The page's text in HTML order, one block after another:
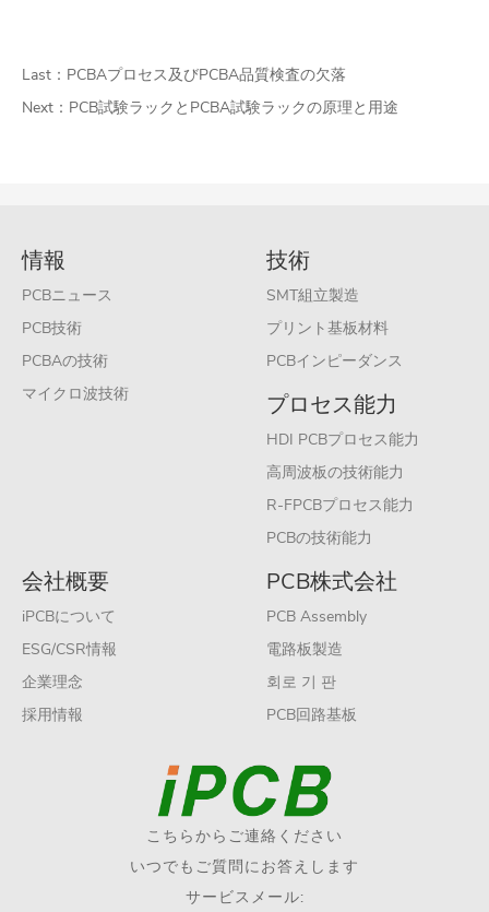
Last： PCBAプロセス及びPCBA品質検査の欠落
Next： PCB試験ラックとPCBA試験ラックの原理と用途
情報
PCBニュース
PCB技術
PCBAの技術
マイクロ波技術
技術
SMT組立製造
プリント基板材料
PCBインピーダンス
プロセス能力
HDI PCBプロセス能力
高周波板の技術能力
R-FPCBプロセス能力
PCBの技術能力
会社概要
iPCBについて
ESG/CSR情報
企業理念
採用情報
PCB株式会社
PCB Assembly
電路板製造
회로 기 판
PCB回路基板
こちらからご連絡ください
いつでもご質問にお答えします
サービスメール: